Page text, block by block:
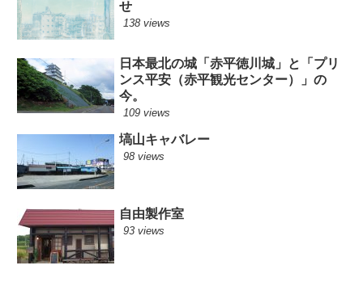
せ
138 views
日本最北の城「赤平徳川城」と「プリ
ンス平安（赤平観光センター）」の
今。
109 views
塙山キャバレー
98 views
自由製作室
93 views